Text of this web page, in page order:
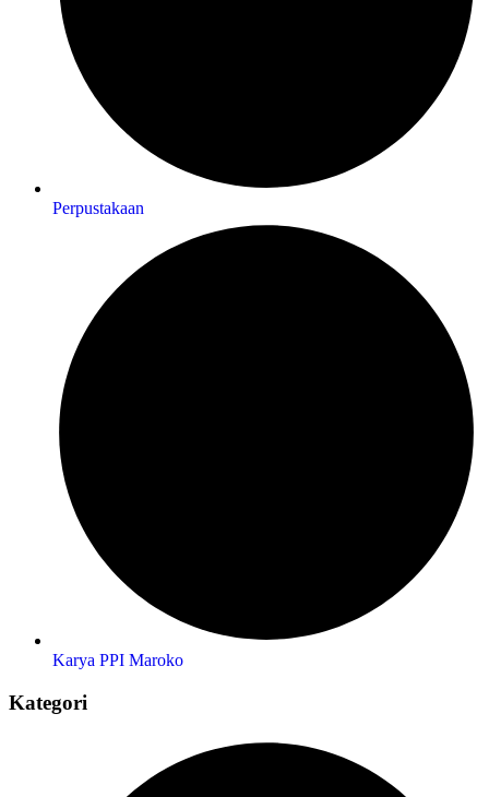
Perpustakaan
Karya PPI Maroko
Kategori